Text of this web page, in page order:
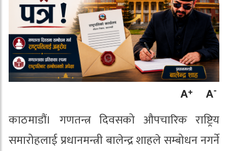
काठमाडौं। गणतन्त्र दिवसको औपचारिक राष्ट्रिय
समारोहलाई प्रधानमन्त्री बालेन्द्र शाहले सम्बोधन नगर्ने